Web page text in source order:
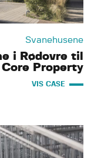
Svanehusene
i Rødovre til
Core Property
VIS CASE